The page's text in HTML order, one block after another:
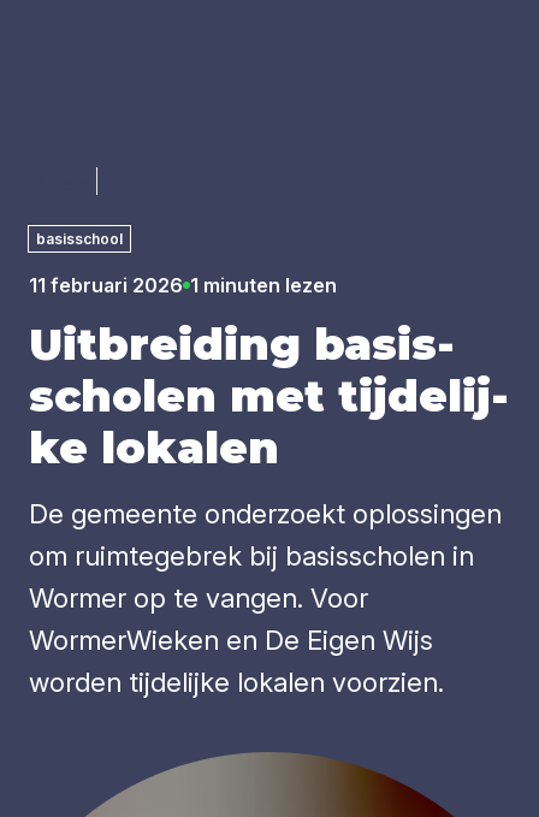
basisschool
11 februari 2026 1 minuten lezen
Uit­brei­ding basis­
scho­len met tij­de­lij­
ke loka­len
De gemeente onderzoekt oplossingen
om ruimtegebrek bij basisscholen in
Wormer op te vangen. Voor
WormerWieken en De Eigen Wijs
worden tijdelijke lokalen voorzien.